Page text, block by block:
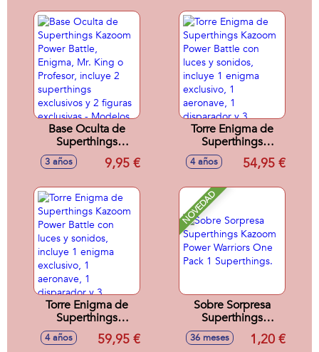
Kazoom o Multi,
incluye 1 vehiculo,
1 kazoom kid y 2
accesorios -
Modelos surtidos
1 disparador y 3
proyectiles
Base Oculta de
Superthings
Kazoom Power
Battle, Enigma, Mr.
incluye 2
superthings
exclusivos y 2
figuras exclusivas -
Modelos surtidos
3 años 9,95 €
Torre Enigma de
Superthings
Kazoom Power
Battle con luces y
enigma exclusivo,
1 aeronave, 1
disparador y 3
proyectiles
4 años 54,95 €
Torre Enigma de
Superthings
Kazoom Power
Battle con luces y
4 años 59,95 €
NOVEDAD
Sobre Sorpresa
Superthings
Kazoom Power
Warriors One Pack
36 meses 1,20 €